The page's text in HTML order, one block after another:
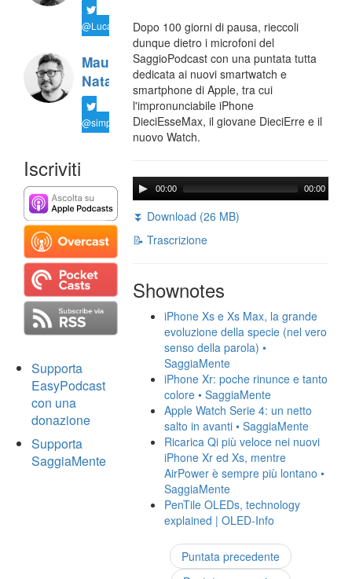
@LucaTNT
Maurizio
Natali
@simplemal
Iscriviti
Supporta
EasyPodcast
con una
donazione
Supporta
SaggiaMente
Dopo 100 giorni di pausa, rieccoli
dunque dietro i microfoni del
SaggioPodcast con una puntata tutta
dedicata ai nuovi smartwatch e
smartphone di Apple, tra cui
l'impronunciabile iPhone
DieciEsseMax, il giovane DieciErre e il
nuovo Watch.
00:00 00:00
⏬ Download (26 MB)
📝 Trascrizione
Shownotes
iPhone Xs e Xs Max, la grande
evoluzione della specie (nel vero
senso della parola) •
SaggiaMente
iPhone Xr: poche rinunce e tanto
colore • SaggiaMente
Apple Watch Serie 4: un netto
salto in avanti • SaggiaMente
Ricarica Qi più veloce nei nuovi
iPhone Xr ed Xs, mentre
AirPower è sempre più lontano •
SaggiaMente
PenTile OLEDs, technology
explained | OLED-Info
Puntata precedente